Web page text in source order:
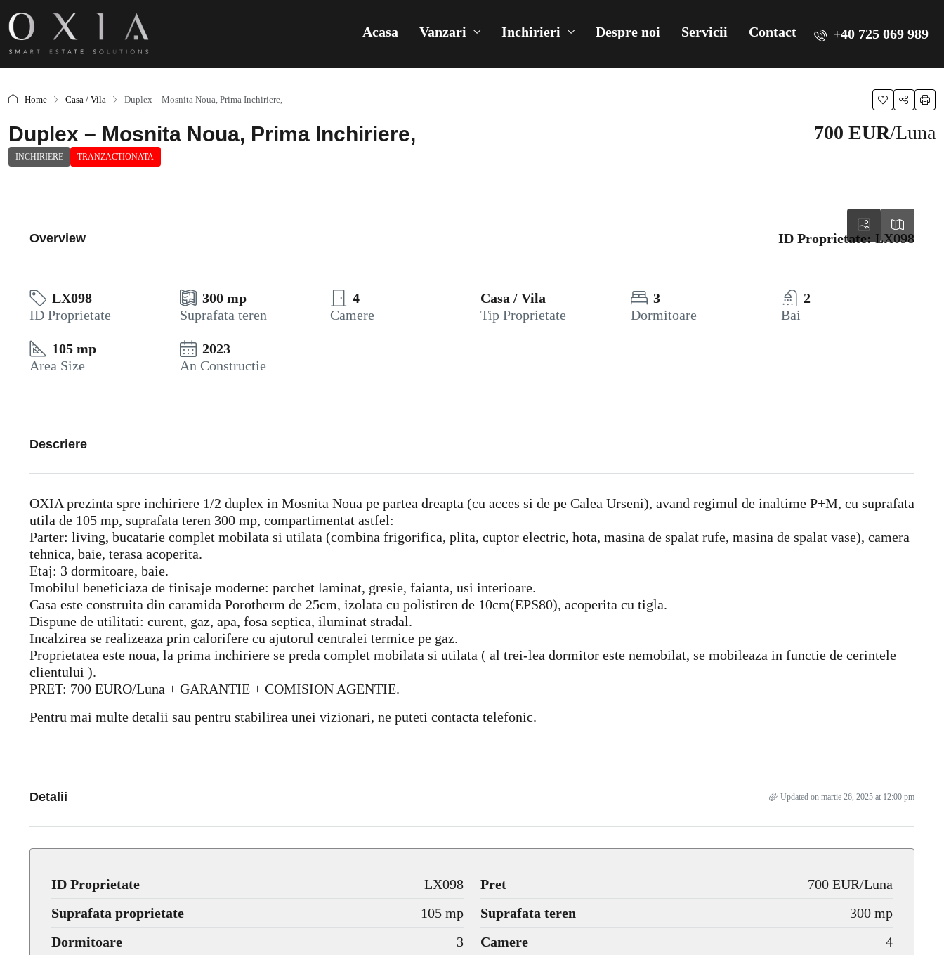
Acasa Vanzari Inchirieri Despre noi Servicii Contact +40 725 069 989
Home Casa / Vila Duplex – Mosnita Noua, Prima Inchiriere,
Duplex – Mosnita Noua, Prima Inchiriere,
INCHIRIERE TRANZACTIONATA
700 EUR/Luna
Overview ID Proprietate: LX098
LX098
ID Proprietate
300 mp
Suprafata teren
4
Camere
Casa / Vila
Tip Proprietate
3
Dormitoare
2
Bai
105 mp
Area Size
2023
An Constructie
Descriere
OXIA prezinta spre inchiriere 1/2 duplex in Mosnita Noua pe partea dreapta (cu acces si de pe Calea Urseni), avand regimul de inaltime P+M, cu suprafata
utila de 105 mp, suprafata teren 300 mp, compartimentat astfel:
Parter: living, bucatarie complet mobilata si utilata (combina frigorifica, plita, cuptor electric, hota, masina de spalat rufe, masina de spalat vase), camera
tehnica, baie, terasa acoperita.
Etaj: 3 dormitoare, baie.
Imobilul beneficiaza de finisaje moderne: parchet laminat, gresie, faianta, usi interioare.
Casa este construita din caramida Porotherm de 25cm, izolata cu polistiren de 10cm(EPS80), acoperita cu tigla.
Dispune de utilitati: curent, gaz, apa, fosa septica, iluminat stradal.
Incalzirea se realizeaza prin calorifere cu ajutorul centralei termice pe gaz.
Proprietatea este noua, la prima inchiriere se preda complet mobilata si utilata ( al trei-lea dormitor este nemobilat, se mobileaza in functie de cerintele
clientului ).
PRET: 700 EURO/Luna + GARANTIE + COMISION AGENTIE.
Pentru mai multe detalii sau pentru stabilirea unei vizionari, ne puteti contacta telefonic.
Detalii Updated on martie 26, 2025 at 12:00 pm
ID Proprietate LX098 Pret
700 EUR/Luna
Suprafata proprietate
105 mp Suprafata teren
300 mp
Dormitoare
3 Camere
4